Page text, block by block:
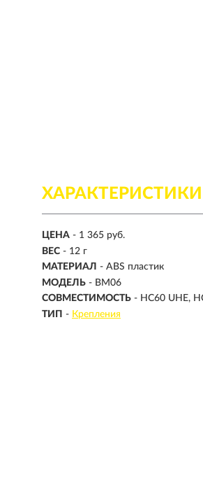
ХАРАКТЕРИСТИКИ
ЦЕНА - 1 365 руб.
ВЕС - 12 г
МАТЕРИАЛ - ABS пластик
МОДЕЛЬ - BM06
СОВМЕСТИМОСТЬ - HC60 UHE,
ТИП - Крепления